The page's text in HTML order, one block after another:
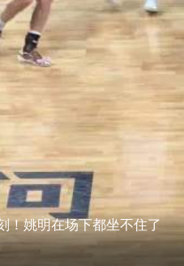
！姚明在场下都坐不住了